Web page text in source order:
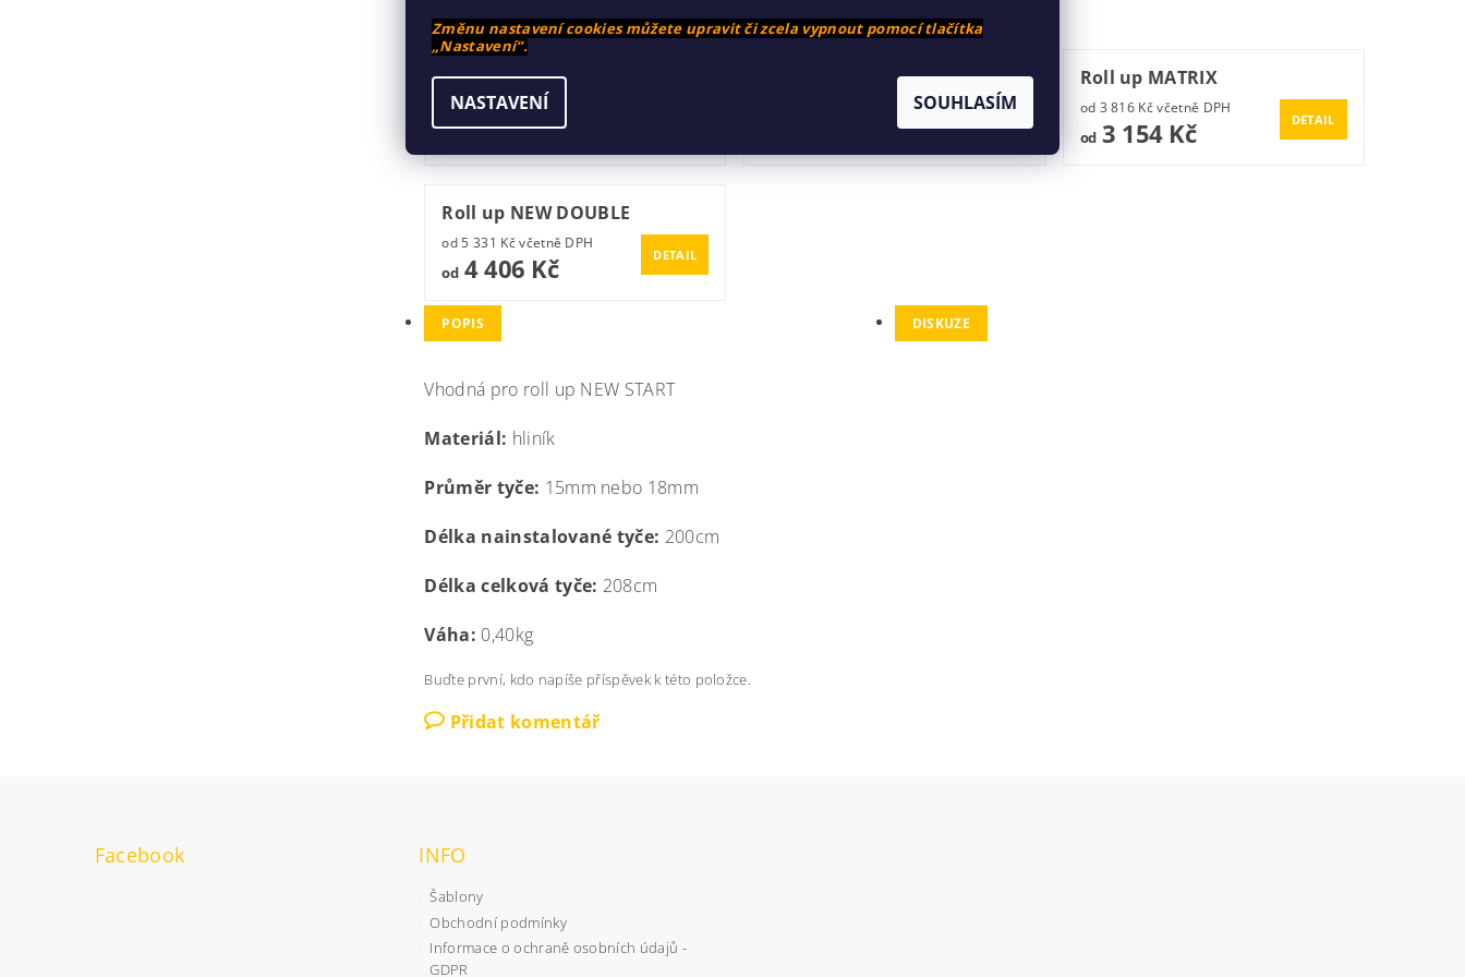
Příslušenství­
Roll up ALEX
od 1 514 Kč včetně DPH
1 251 Kč
Roll up MATRIX
od 3 816 Kč včetně DPH
od3 154 Kč DETAIL
Roll up NEW DOUBLE
od 5 331 Kč včetně DPH
od4 406 Kč DETAIL
POPIS DISKUZE
Vhodná pro roll up NEW START
Materiál: hliník
Průměr tyče: 15mm nebo 18mm
Délka nainstalované tyče: 200cm
Délka celková tyče: 208cm
Váha: 0,40kg
Buďte první, kdo napíše příspěvek k této položce.
Přidat komentář
Facebook INFO
Šablony
Obchodní podmínky
Informace o ochraně osobních údajů -
GDPR
Změnu nastavení cookies můžete upravit či zcela vypnout pomocí tlačítka
„Nastavení“.
NASTAVENÍ SOUHLASÍM